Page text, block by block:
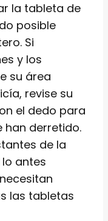
la tableta de
posible
Si
y los
su área
revise su
el dedo para
han derretido.
de la
antes
las tabletas